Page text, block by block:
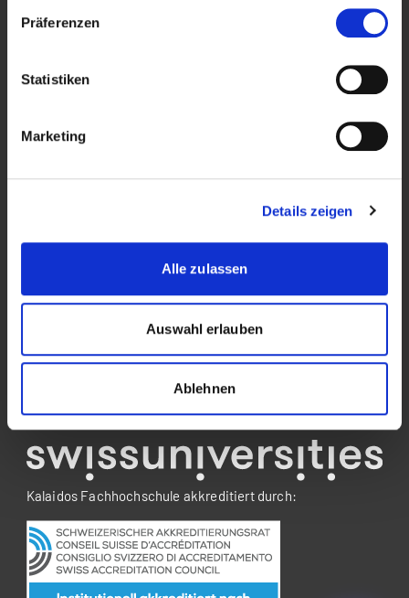
Präferenzen
Statistiken
Marketing
Details zeigen
Alle zulassen
Auswahl erlauben
Ablehnen
Veranstaltungen
Über die Kalaidos FH
Datenschutzerklärung
Mitglied von:
Kalaidos Fachhochschule akkreditiert durch: